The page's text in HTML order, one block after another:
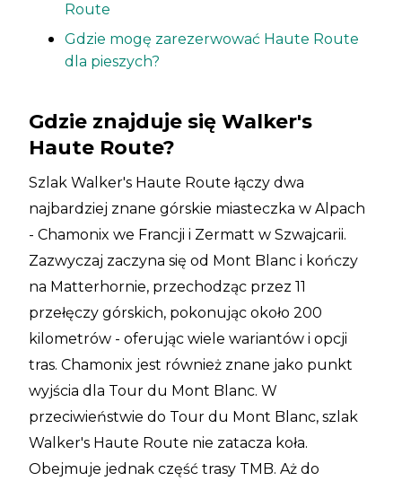
Route
Gdzie mogę zarezerwować Haute Route
dla pieszych?
Gdzie znajduje się Walker's
Haute Route?
Szlak Walker's Haute Route łączy dwa
najbardziej znane górskie miasteczka w Alpach
- Chamonix we Francji i Zermatt w Szwajcarii.
Zazwyczaj zaczyna się od Mont Blanc i kończy
na Matterhornie, przechodząc przez 11
przełęczy górskich, pokonując około 200
kilometrów - oferując wiele wariantów i opcji
tras. Chamonix jest również znane jako punkt
wyjścia dla Tour du Mont Blanc. W
przeciwieństwie do Tour du Mont Blanc, szlak
Walker's Haute Route nie zatacza koła.
Obejmuje jednak część trasy TMB. Aż do